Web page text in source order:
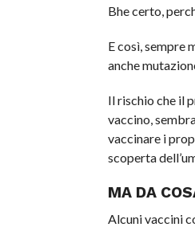
Bhe certo,
E così, sempre
anche
Il rischio che il
vaccino,
vaccinare i
scoperta
MA DA
Alcuni vaccini